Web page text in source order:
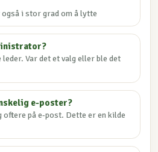
i stor grad om å lytte
Var det et valg eller ble det
e-poster?
oftere på e-post. Dette er en kilde